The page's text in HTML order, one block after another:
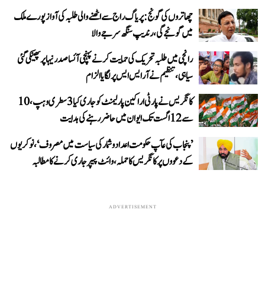
چھاتروں کی گونج: پریاگ راج سے اٹھنے والی طلبہ کی آواز پورے ملک
میں گونجے گی، رندیپ سنگھ سرجے والا
رانچی میں طلبہ تحریک کی حمایت کرنے پہنچی آئسا صدر نیہا پر پھینکی گئی
سیاہی، تنظیم نے آر ایس ایس پر لگایا الزام
کانگریس نے پارٹی اراکین پارلیمنٹ کو جاری کیا 3 سطری وہپ، 10
سے 12 اگست تک ایوان میں حاضر رہنے کی ہدایت
’پنجاب کی عآپ حکومت اعداد و شمار کی سیاست میں مصروف‘، نوکریوں
کے دعووں پر کانگریس کا حملہ، وائٹ پیپر جاری کرنے کا مطالبہ
ADVERTISEMENT